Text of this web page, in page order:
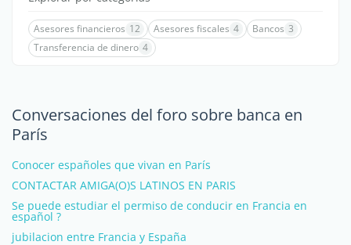
Asesores financieros 12 Asesores fiscales 4 Bancos 3
Transferencia de dinero 4
Conversaciones del foro sobre banca en
París
Conocer españoles que vivan en París
CONTACTAR AMIGA(O)S LATINOS EN PARIS
Se puede estudiar el permiso de conducir en Francia en
español ?
jubilacion entre Francia y España